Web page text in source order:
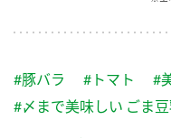
ふりかけ
かおりの蔵
つゆ
鍋なび
納豆のサイト
水の文化
お客様相談センター
#豚バラ #トマト #
#〆まで美味しい ごま